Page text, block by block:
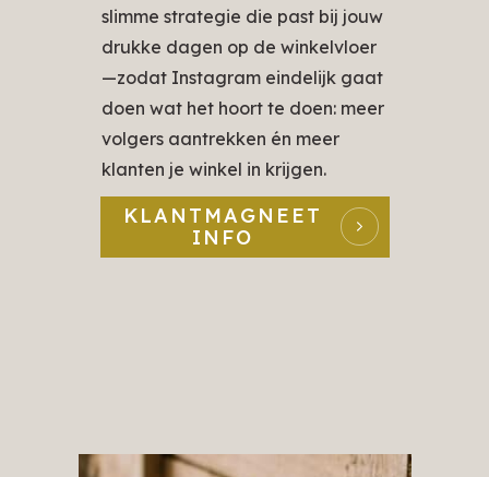
slimme strategie die past bij jouw
drukke dagen op de winkelvloer
—zodat Instagram eindelijk gaat
doen wat het hoort te doen: meer
volgers aantrekken én meer
klanten je winkel in krijgen.
KLANTMAGNEET
INFO